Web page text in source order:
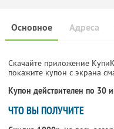
Основное Адреса
Скачайте приложение
покажите купон с экрана
Купон действителен по 30
ЧТО ВЫ ПОЛУЧИТЕ